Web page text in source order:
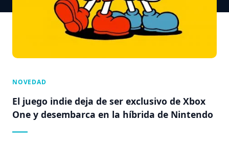
NOVEDAD
El juego indie deja de ser exclusivo de Xbox
One y desembarca en la híbrida de Nintendo